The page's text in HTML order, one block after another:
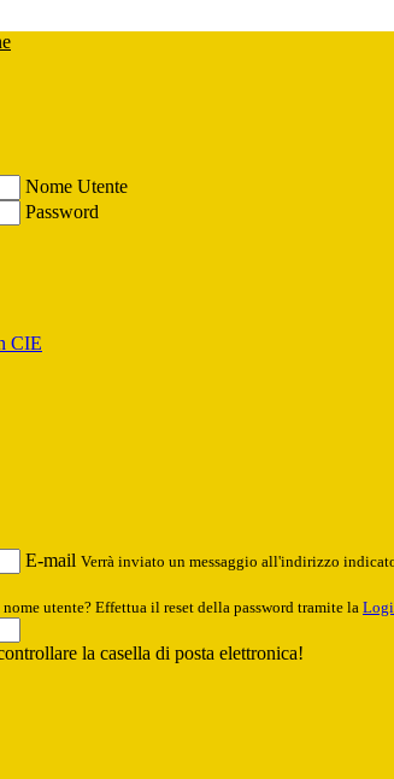
Nome Utente
Password
CIE
E-mail Verrà inviato un messaggio all'indirizzo
utente? Effettua il reset della password tramite la
la casella di posta elettronica!